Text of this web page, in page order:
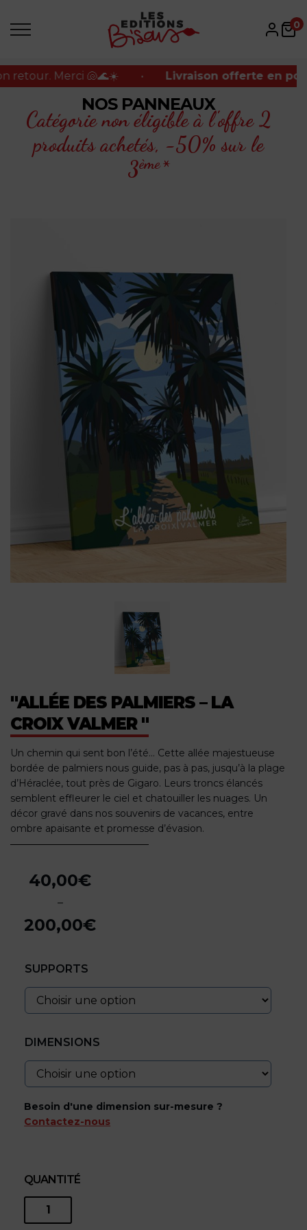
Livraison offerte en point
Merci 🐚🌊☀️ • Livraison offerte en point
0
NOS PANNEAUX
Catégorie non éligible à l'offre 2
produits achetés, -50% sur le
3ème*
"ALLÉE DES PALMIERS – LA
CROIX VALMER "
Un chemin qui sent bon l’été… Cette allée majestueuse
bordée de palmiers nous guide, pas à pas, jusqu’à la plage
d’Héraclée, tout près de Gigaro. Leurs troncs élancés
semblent effleurer le ciel et chatouiller les nuages. Un
décor gravé dans nos souvenirs de vacances, entre
ombre apaisante et promesse d’évasion.
40,00€
–
200,00€
de
40,00€
à
200,00€
SUPPORTS
DIMENSIONS
Besoin d'une dimension sur-mesure ?
Contactez-nous
QUANTITÉ
quantité